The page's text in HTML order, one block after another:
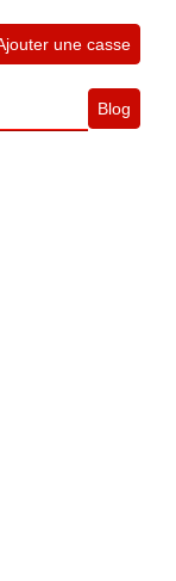
une casse
Blog